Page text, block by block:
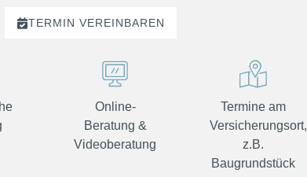
TERMIN VEREINBAREN
Online-
Beratung &
Videoberatung
Termine am
Versicherungsort,
z.B.
Baugrundstück